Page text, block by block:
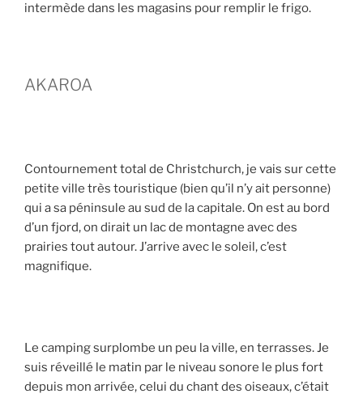
intermède dans les magasins pour remplir le frigo.
AKAROA
Contournement total de Christchurch, je vais sur cette
petite ville très touristique (bien qu’il n’y ait personne)
qui a sa péninsule au sud de la capitale. On est au bord
d’un fjord, on dirait un lac de montagne avec des
prairies tout autour. J’arrive avec le soleil, c’est
magnifique.
Le camping surplombe un peu la ville, en terrasses. Je
suis réveillé le matin par le niveau sonore le plus fort
depuis mon arrivée, celui du chant des oiseaux, c’était